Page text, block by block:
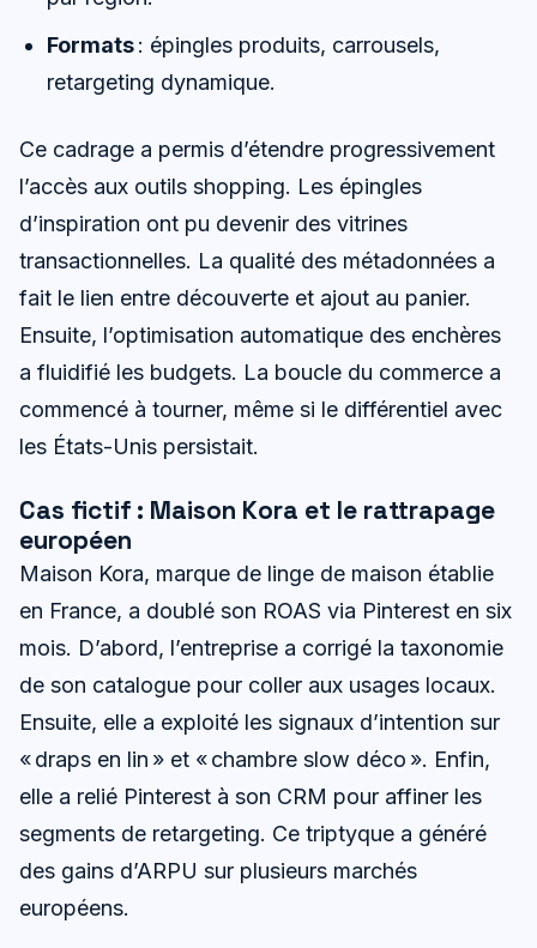
Formats: épingles produits, carrousels,
retargeting dynamique.
Ce cadrage a permis d’étendre progressivement
l’accès aux outils shopping. Les épingles
d’inspiration ont pu devenir des vitrines
transactionnelles. La qualité des métadonnées a
fait le lien entre découverte et ajout au panier.
Ensuite, l’optimisation automatique des enchères
a fluidifié les budgets. La boucle du commerce a
commencé à tourner, même si le différentiel avec
les États-Unis persistait.
Cas fictif : Maison Kora et le rattrapage
européen
Maison Kora, marque de linge de maison établie
en France, a doublé son ROAS via Pinterest en six
mois. D’abord, l’entreprise a corrigé la taxonomie
de son catalogue pour coller aux usages locaux.
Ensuite, elle a exploité les signaux d’intention sur
« draps en lin » et « chambre slow déco ». Enfin,
elle a relié Pinterest à son CRM pour affiner les
segments de retargeting. Ce triptyque a généré
des gains d’ARPU sur plusieurs marchés
européens.